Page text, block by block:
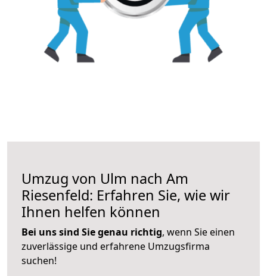
Umzug von Ulm nach Am
Riesenfeld: Erfahren Sie, wie wir
Ihnen helfen können
Bei uns sind Sie genau richtig, wenn Sie einen
zuverlässige und erfahrene Umzugsfirma
suchen!